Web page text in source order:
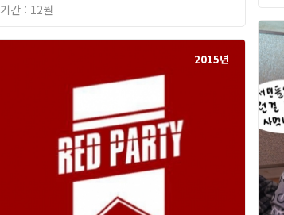
기간 : 12월
2015년